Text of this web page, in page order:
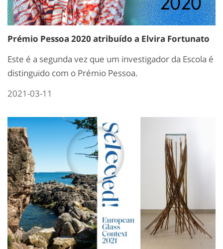
Prémio Pessoa 2020 atribuído a Elvira Fortunato
Este é a segunda vez que um investigador da Escola é
distinguido com o Prémio Pessoa.
2021-03-11